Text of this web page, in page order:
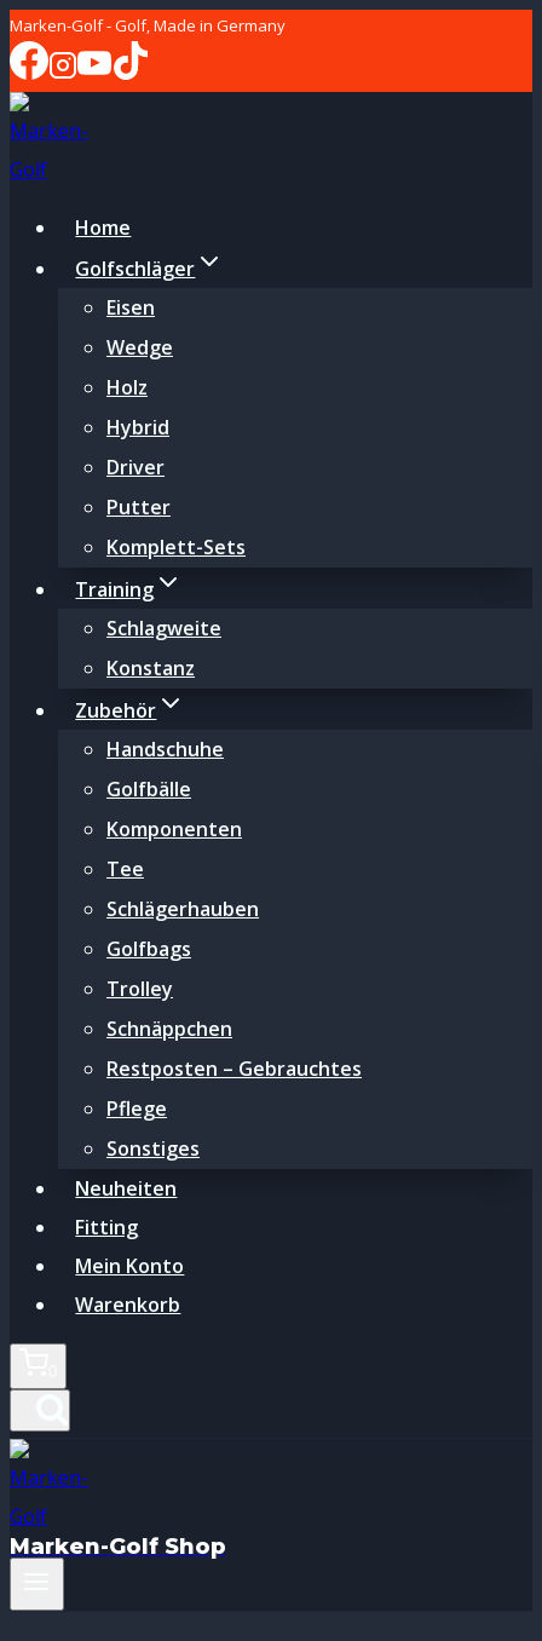
Zum
Inhalt
springen
Marken-Golf - Golf, Made in Germany
Home
Golfschläger
Eisen
Wedge
Holz
Hybrid
Driver
Putter
Komplett-Sets
Training
Schlagweite
Konstanz
Zubehör
Handschuhe
Golfbälle
Komponenten
Tee
Schlägerhauben
Golfbags
Trolley
Schnäppchen
Restposten – Gebrauchtes
Pflege
Sonstiges
Neuheiten
Fitting
Mein Konto
Warenkorb
Marken-Golf Shop